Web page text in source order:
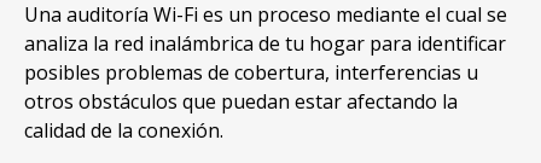
Una auditoría Wi-Fi es un proceso mediante el cual se
analiza la red inalámbrica de tu hogar para identificar
posibles problemas de cobertura, interferencias u
otros obstáculos que puedan estar afectando la
calidad de la conexión.